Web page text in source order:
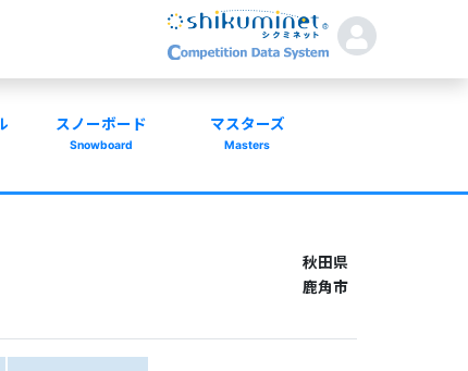
スノーボード
Snowboard
マスターズ
Masters
秋田県
鹿角市